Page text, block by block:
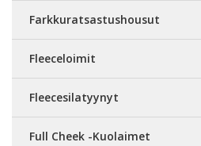
Farkkuratsastushousut
Fleeceloimit
Fleecesilatyynyt
Full Cheek -Kuolaimet